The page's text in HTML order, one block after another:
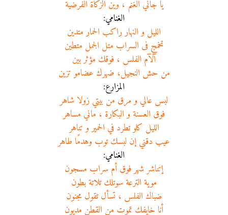
يا جاني الغنم ، وين الزكاة الفرضية
الغنامي:
الليل و النهار راكب الحمار متدين
تخمج فى السراب متل الجمل متطين
آلآم الفلس ، فوقك مؤثر بين
من حش النجيل، ضهرك عضامو تزين
المزارع:
لبس عالي و مرق من بيتي زولا شاهر
فوق العسنة و البكارة ، ماني مساهر
الليل كلو تطرد في الحمير و تناهر
عيب دقني إن لبسك توب وهدمًا طاهر
الغنامي:
إتناشر شهر فوق أم سراب مسجون
موية الترعة سوتلك تلاتة بطون
ضباك الفلس ، تسأل تقول مجنون
أنا خايفك تموت من القطن مديون